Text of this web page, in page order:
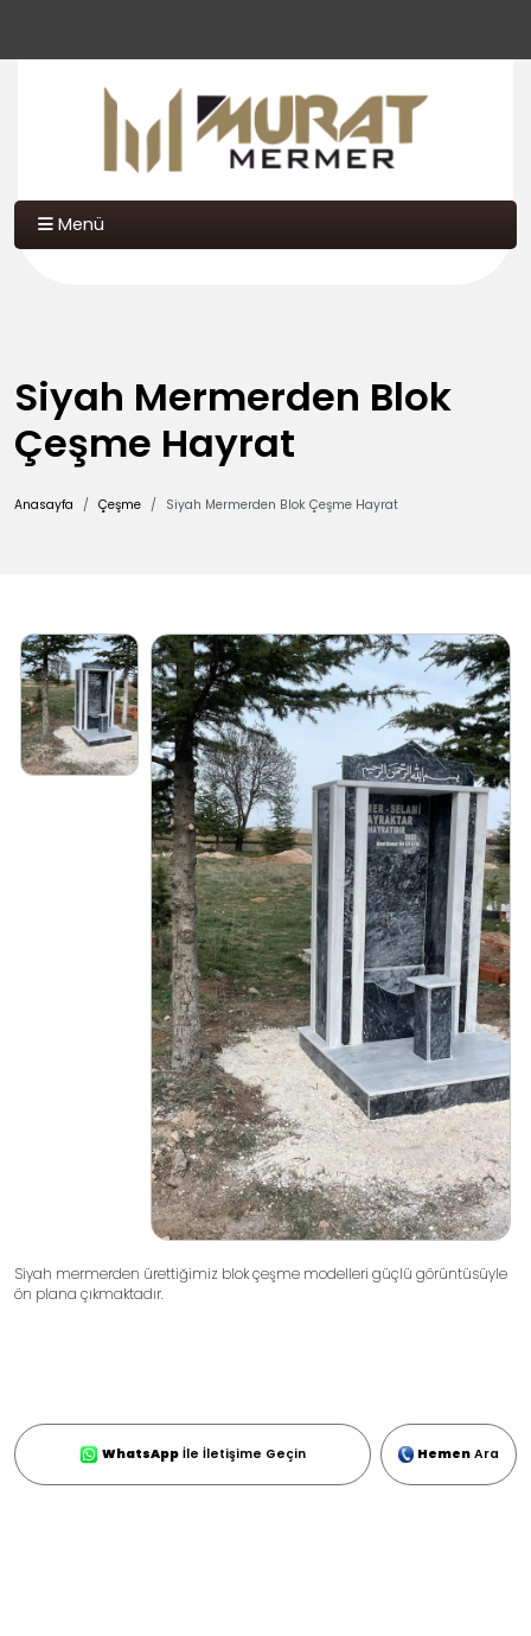
Menü
Siyah Mermerden Blok
Çeşme Hayrat
Anasayfa Çeşme Siyah Mermerden Blok Çeşme Hayrat
Siyah mermerden ürettiğimiz blok çeşme modelleri güçlü görüntüsüyle
ön plana çıkmaktadır.
WhatsApp İle İletişime Geçin Hemen Ara